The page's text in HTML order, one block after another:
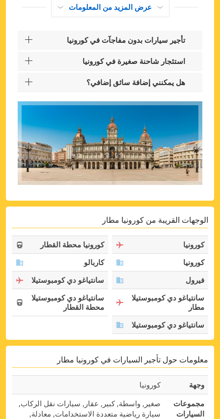
عرض المزيد من المعلومات
تأجير سيارات بدون مفاجآت في كورونيا
استئجار شاحنة صغيرة في كورونيا
هل يمكنني إضافة سائق إضافي؟
الوجهات القريبة من كورونيا مطار
كورونيا
كورونيا محطة القطار
كورونيا
كاربالو
فيرول
سانتياغو دي كومبوستيلا
سانتياغو دي كومبوستيلا
مطار
سانتياغو دي كومبوستيلا
محطة القطار
سانتياغو دي كومبوستيلا
معلومات حول تأجير السيارات في كورونيا مطار
وجهة
كورونيا
مجموعات
السيارات
صغير, واسطة, كبير, عقار, سيارات نقل الركاب,
سيارة رياضية متعددة الاستخدامات, معادلة,